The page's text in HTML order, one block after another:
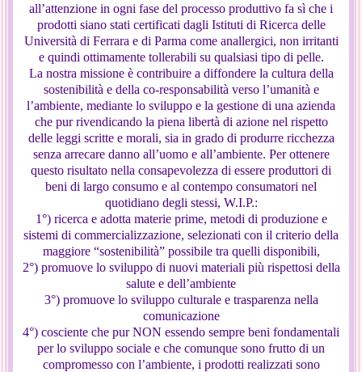
all’attenzione in ogni fase del processo produttivo fa sì che i
prodotti siano stati certificati dagli Istituti di Ricerca delle
Università di Ferrara e di Parma come anallergici, non irritanti
e quindi ottimamente tollerabili su qualsiasi tipo di pelle.
La nostra missione è contribuire a diffondere la cultura della
sostenibilità e della co-responsabilità verso l’umanità e
l’ambiente, mediante lo sviluppo e la gestione di una azienda
che pur rivendicando la piena libertà di azione nel rispetto
delle leggi scritte e morali, sia in grado di produrre ricchezza
senza arrecare danno all’uomo e all’ambiente. Per ottenere
questo risultato nella consapevolezza di essere produttori di
beni di largo consumo e al contempo consumatori nel
quotidiano degli stessi, W.I.P.:
1°) ricerca e adotta materie prime, metodi di produzione e
sistemi di commercializzazione, selezionati con il criterio della
maggiore “sostenibilità” possibile tra quelli disponibili,
2°) promuove lo sviluppo di nuovi materiali più rispettosi della
salute e dell’ambiente
3°) promuove lo sviluppo culturale e trasparenza nella
comunicazione
4°) cosciente che pur NON essendo sempre beni fondamentali
per lo sviluppo sociale e che comunque sono frutto di un
compromesso con l’ambiente, i prodotti realizzati sono